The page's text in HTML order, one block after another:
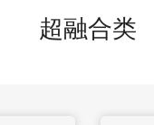
超融合类